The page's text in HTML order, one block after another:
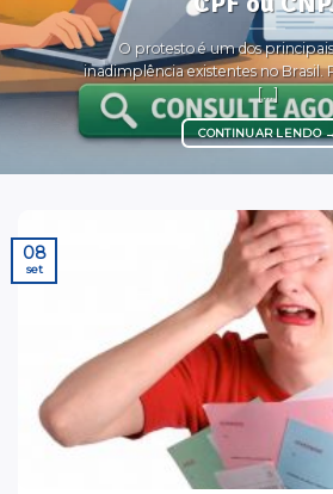
O protesto é um dos
inadimplência existentes no Brasil.
[...]
CONTINUAR LENDO
08
set